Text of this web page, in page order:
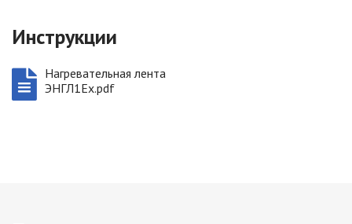
Инструкции
Нагревательная лента
ЭНГЛ1Ех.pdf